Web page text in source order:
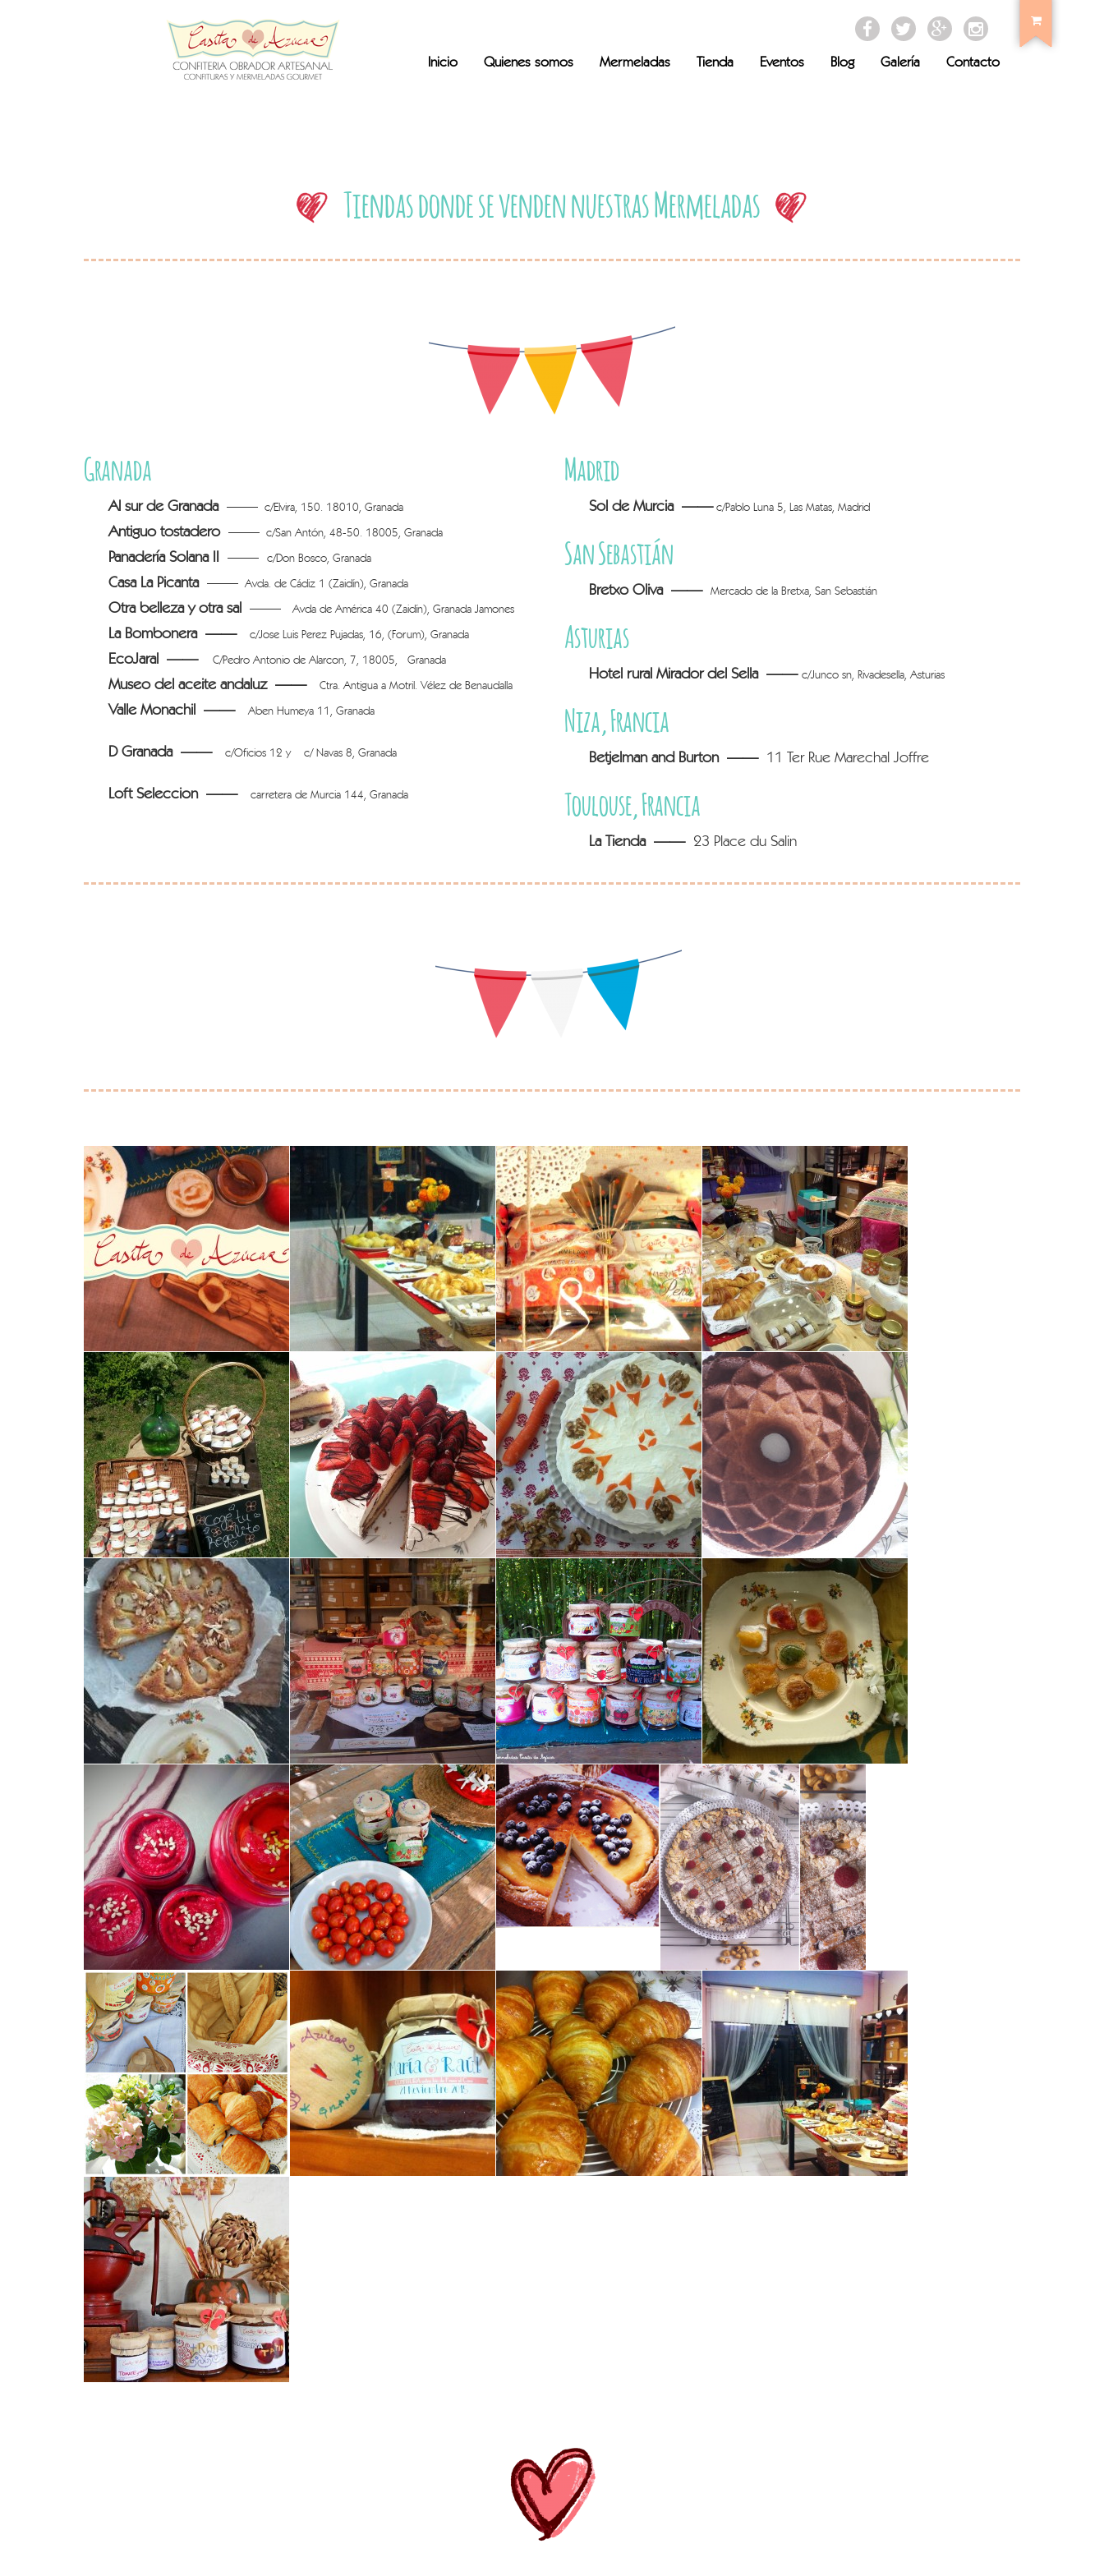
Puntos de venta
Tienda Fisica
Inicio Quienes somos Mermeladas Tienda Eventos Blog Galería Contacto
Tiendas donde se venden nuestras Mermeladas
Granada
Al sur de Granada—— c/Elvira, 150. 18010, Granada
Antiguo tostadero —— c/San Antón, 48-50. 18005, Granada
Panadería Solana II —— c/Don Bosco, Granada
Casa La Picanta —— Avda. de Cádiz 1 (Zaidín), Granada
Otra belleza y otra sal —— Avda de América 40 (Zaidín), Granada Jamones
La Bombonera —— c/Jose Luis Perez Pujadas, 16, (Forum), Granada
EcoJaral —— C/Pedro Antonio de Alarcon, 7, 18005, Granada
Museo del aceite andaluz —— Ctra. Antigua a Motril. Vélez de Benaudalla
Valle Monachil —— Aben Humeya 11, Granada
D Granada —— c/Oficios 12 y c/ Navas 8, Granada
Loft Seleccion —— carretera de Murcia 144, Granada
Madrid
Sol de Murcia —— c/Pablo Luna 5, Las Matas, Madrid
San Sebastián
Bretxo Oliva—— Mercado de la Bretxa, San Sebastián
Asturias
Hotel rural Mirador del Sella —— c/Junco sn, Rivadesella, Asturias
Niza, Francia
Betjelman and Burton ——11 Ter Rue Marechal Joffre
Toulouse, Francia
La Tienda ——23 Place du Salin